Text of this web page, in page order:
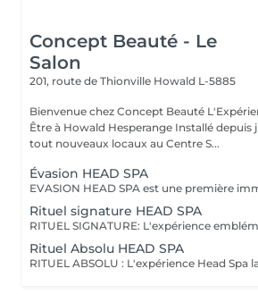
Concept Beauté - Le
Salon
201, route de Thionville Howald L-5885
Bienvenue chez Concept Beauté L'Expérience Beauté & Bien-
Être à Howald Hesperange Installé depuis
tout nouveaux locaux au Centre S...
Évasion HEAD SPA
Rituel signature HEAD SPA
Rituel Absolu HEAD SPA